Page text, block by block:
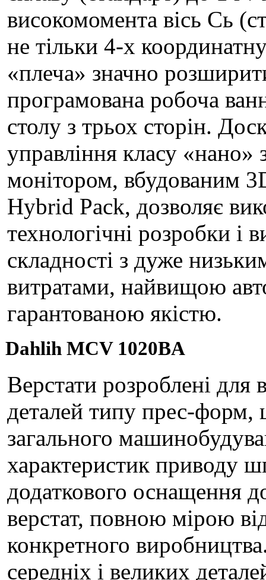
високомомента вісь Сь
не тільки 4-х
«плеча» значно
програмована робоча
столу з трьох сторін.
управління класу
монітором, вбудованим
Hybrid Pack, дозволяє
технологічні розробки і
складності з дуже
витратами, найвищою
гарантованою якістю.
Dahlih MCV 1020BA
Верстати розроблені для
деталей типу прес-форм,
загального
характеристик приводу
додаткового оснащення
верстат, повною мірою
конкретного
середніх і великих